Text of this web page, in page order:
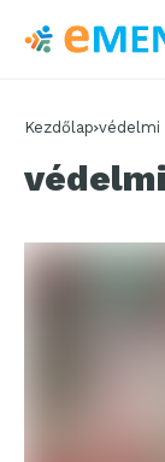
Kezdőlap védelmi
védelmi